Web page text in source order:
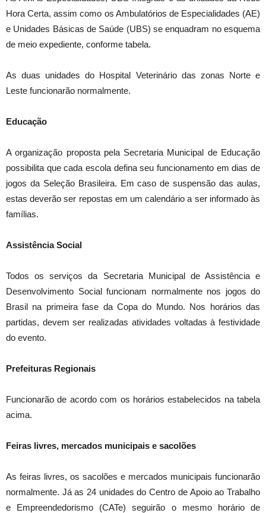
Hora Certa, assim como os Ambulatórios de Especialidades (AE)
e Unidades Básicas de Saúde (UBS) se enquadram no esquema
de meio expediente, conforme tabela.
As duas unidades do Hospital Veterinário das zonas Norte e
Leste funcionarão normalmente.
Educação
A organização proposta pela Secretaria Municipal de Educação
possibilita que cada escola defina seu funcionamento em dias de
jogos da Seleção Brasileira. Em caso de suspensão das aulas,
estas deverão ser repostas em um calendário a ser informado às
famílias.
Assistência Social
Todos os serviços da Secretaria Municipal de Assistência e
Desenvolvimento Social funcionam normalmente nos jogos do
Brasil na primeira fase da Copa do Mundo. Nos horários das
partidas, devem ser realizadas atividades voltadas à festividade
do evento.
Prefeituras Regionais
Funcionarão de acordo com os horários estabelecidos na tabela
acima.
Feiras livres, mercados municipais e sacolões
As feiras livres, os sacolões e mercados municipais funcionarão
normalmente. Já as 24 unidades do Centro de Apoio ao Trabalho
e Empreendedorismo (CATe) seguirão o mesmo horário de